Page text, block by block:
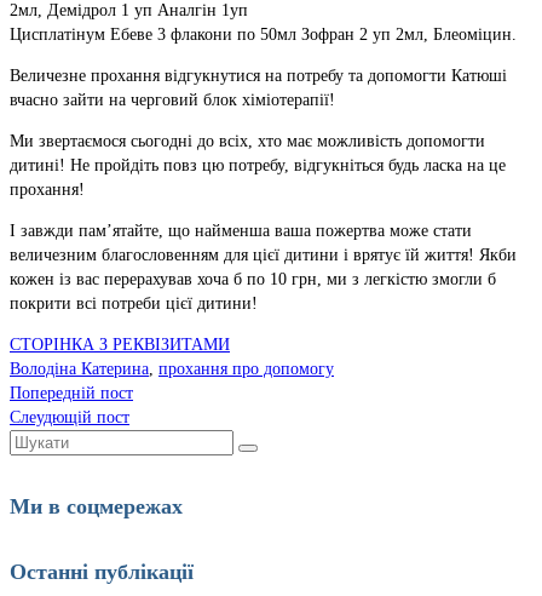
2мл, Демідрол 1 уп Аналгін 1уп
Цисплатінум Ебеве 3 флакони по 50мл Зофран 2 уп 2мл, Блеоміцин.
Величезне прохання відгукнутися на потребу та допомогти Катюші
вчасно зайти на черговий блок хіміотерапії!
Ми звертаємося сьогодні до всіх, хто має можливість допомогти
дитині! Не пройдіть повз цю потребу, відгукніться будь ласка на це
прохання!
І завжди пам’ятайте, що найменша ваша пожертва може стати
величезним благословенням для цієї дитини і врятує їй життя! Якби
кожен із вас перерахував хоча б по 10 грн, ми з легкістю змогли б
покрити всі потреби цієї дитини!
СТОРІНКА З РЕКВІЗИТАМИ
Володіна Катерина, прохання про допомогу
Попередній пост
Слеудющій пост
Шукати:
Ми в соцмережах
Останні публікації